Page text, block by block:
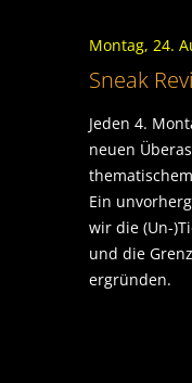
Montag, 24.
Sneak
Jeden 4.
neuen
Ein
wir die (Un-
und die
ergründen.